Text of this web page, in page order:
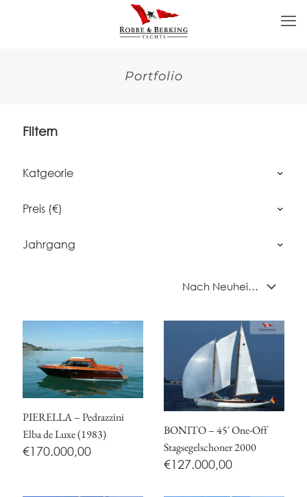
Portfolio
Filtern
Katgeorie
Preis (€)
Jahrgang
PIERELLA – Pedrazzini
Elba de Luxe (1983)
€170.000,00
BONITO – 45′ One-Off
Stagsegelschoner 2000
€127.000,00